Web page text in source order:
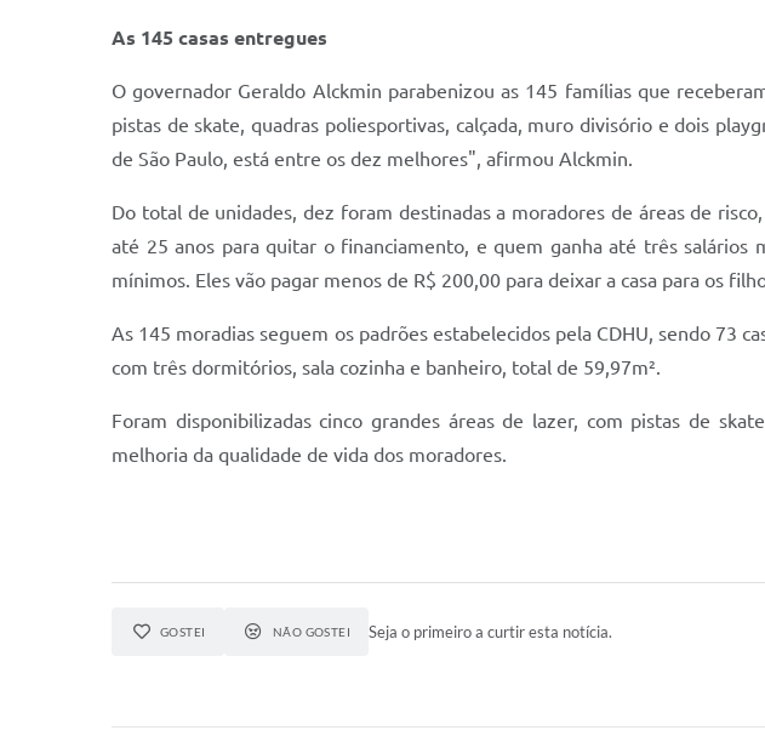
As 145 casas entregues
O governador Geraldo Alckmin parabenizou as 145 famílias que
pistas de skate, quadras poliesportivas, calçada, muro divisório e dois
de São Paulo, está entre os dez melhores", afirmou Alckmin.
Do total de unidades, dez foram destinadas a moradores de áreas de
até 25 anos para quitar o financiamento, e quem ganha até três salários
mínimos. Eles vão pagar menos de R$ 200,00 para deixar a casa para os
As 145 moradias seguem os padrões estabelecidos pela CDHU, sendo 73
com três dormitórios, sala cozinha e banheiro, total de 59,97m².
Foram disponibilizadas cinco grandes áreas de lazer, com pistas de
melhoria da qualidade de vida dos moradores.
GOSTEI NÃO GOSTEI Seja o primeiro a curtir esta notícia.